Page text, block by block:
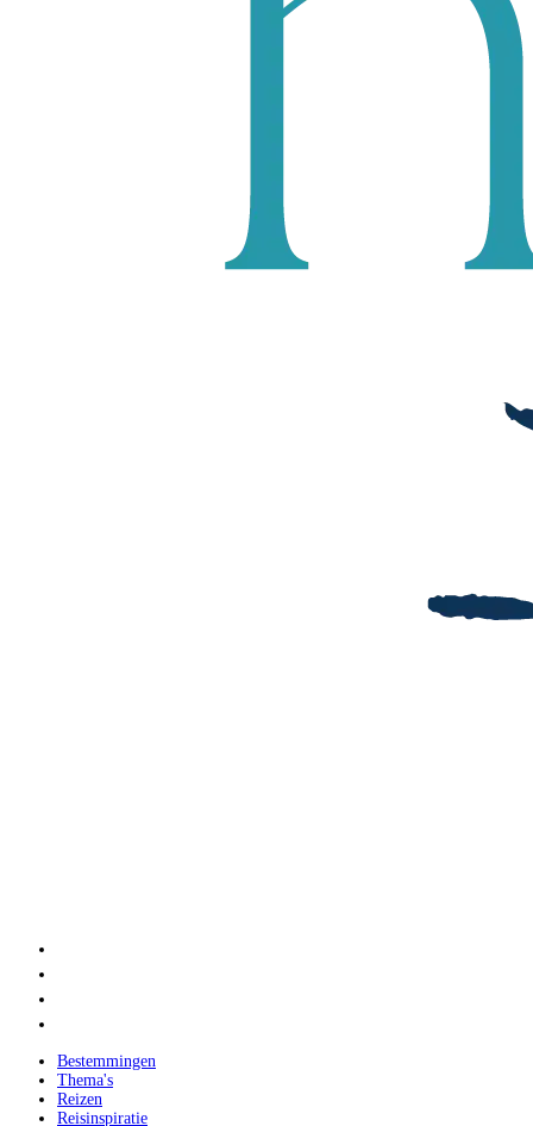
Bestemmingen
Thema's
Reizen
Reisinspiratie